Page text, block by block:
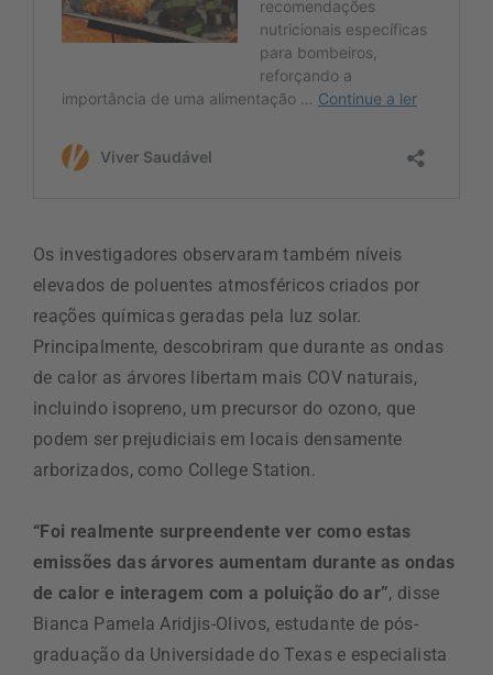
Os investigadores observaram também níveis
elevados de poluentes atmosféricos criados por
reações químicas geradas pela luz solar.
Principalmente, descobriram que durante as ondas
de calor as árvores libertam mais COV naturais,
incluindo isopreno, um precursor do ozono, que
podem ser prejudiciais em locais densamente
arborizados, como College Station.
“Foi realmente surpreendente ver como estas
emissões das árvores aumentam durante as ondas
de calor e interagem com a poluição do ar”, disse
Bianca Pamela Aridjis-Olivos, estudante de pós-
graduação da Universidade do Texas e especialista